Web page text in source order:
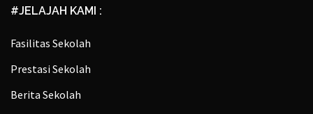
#JELAJAH KAMI :
Fasilitas Sekolah
Prestasi Sekolah
Berita Sekolah